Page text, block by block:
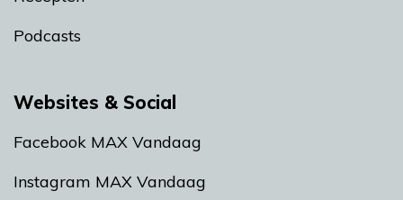
Podcasts
Websites & Social
Facebook MAX Vandaag
Instagram MAX Vandaag